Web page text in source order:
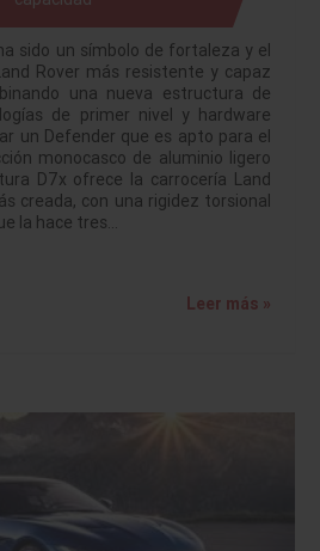
sido un símbolo de fortaleza y el
Rover más resistente y capaz
una nueva estructura de
de primer nivel y hardware
un Defender que es apto para el
monocasco de aluminio ligero
D7x ofrece la carrocería Land
creada, con una rigidez torsional
la hace tres…
Leer más »